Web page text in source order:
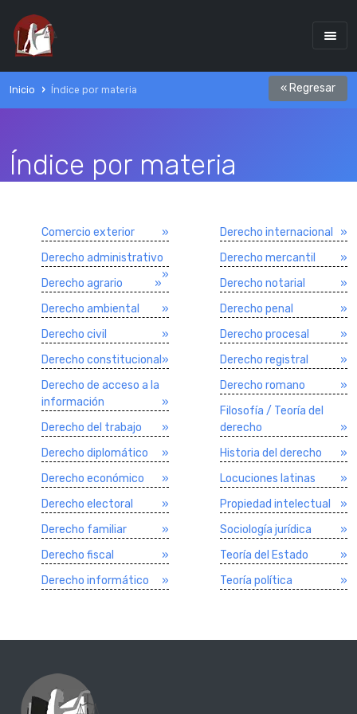
Inicio Índice por materia « Regresar
Índice por materia
Comercio exterior
»
Derecho administrativo
»
Derecho agrario
»
Derecho ambiental
»
Derecho civil
»
Derecho constitucional »
Derecho de acceso a la
información
»
Derecho del trabajo
»
Derecho diplomático
»
Derecho económico
»
Derecho electoral
»
Derecho familiar
»
Derecho fiscal
»
Derecho informático
»
Derecho internacional
»
Derecho mercantil
»
Derecho notarial
»
Derecho penal
»
Derecho procesal
»
Derecho registral
»
Derecho romano
»
Filosofí­a / Teorí­a del
derecho
»
Historia del derecho
»
Locuciones latinas
»
Propiedad intelectual
»
Sociologí­a jurí­dica
»
Teorí­a del Estado
»
Teorí­a polí­tica
»